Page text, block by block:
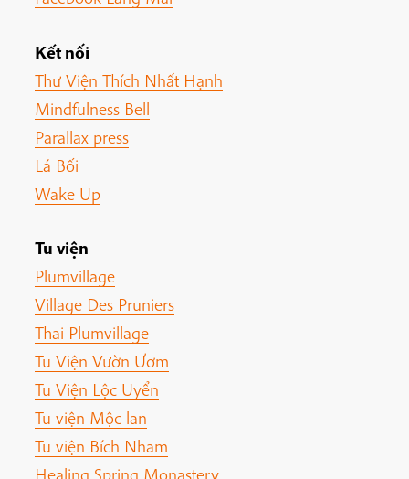
Kết nối
Thư Viện Thích Nhất Hạnh
Mindfulness Bell
Parallax press
Lá Bối
Wake Up
Tu viện
Plumvillage
Village Des Pruniers
Thai Plumvillage
Tu Viện Vườn Ươm
Tu Viện Lộc Uyển
Tu viện Mộc lan
Tu viện Bích Nham
Healing Spring Monastery